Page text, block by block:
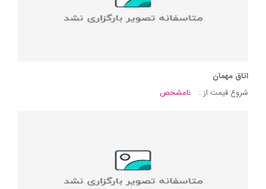
اتاق مهمان
شروع قیمت از :
نامشخص